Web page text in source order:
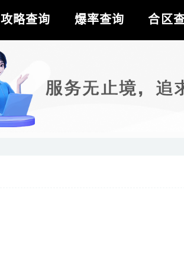
攻略查询 爆率查询 合区